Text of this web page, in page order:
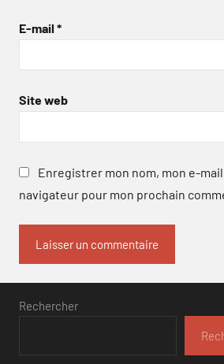
E-mail *
Site web
Enregistrer mon nom, mon e-
navigateur pour mon prochain
Rechercher